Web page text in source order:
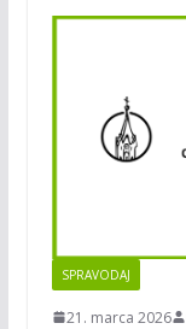
SPRAVODAJ
21. marca 2026